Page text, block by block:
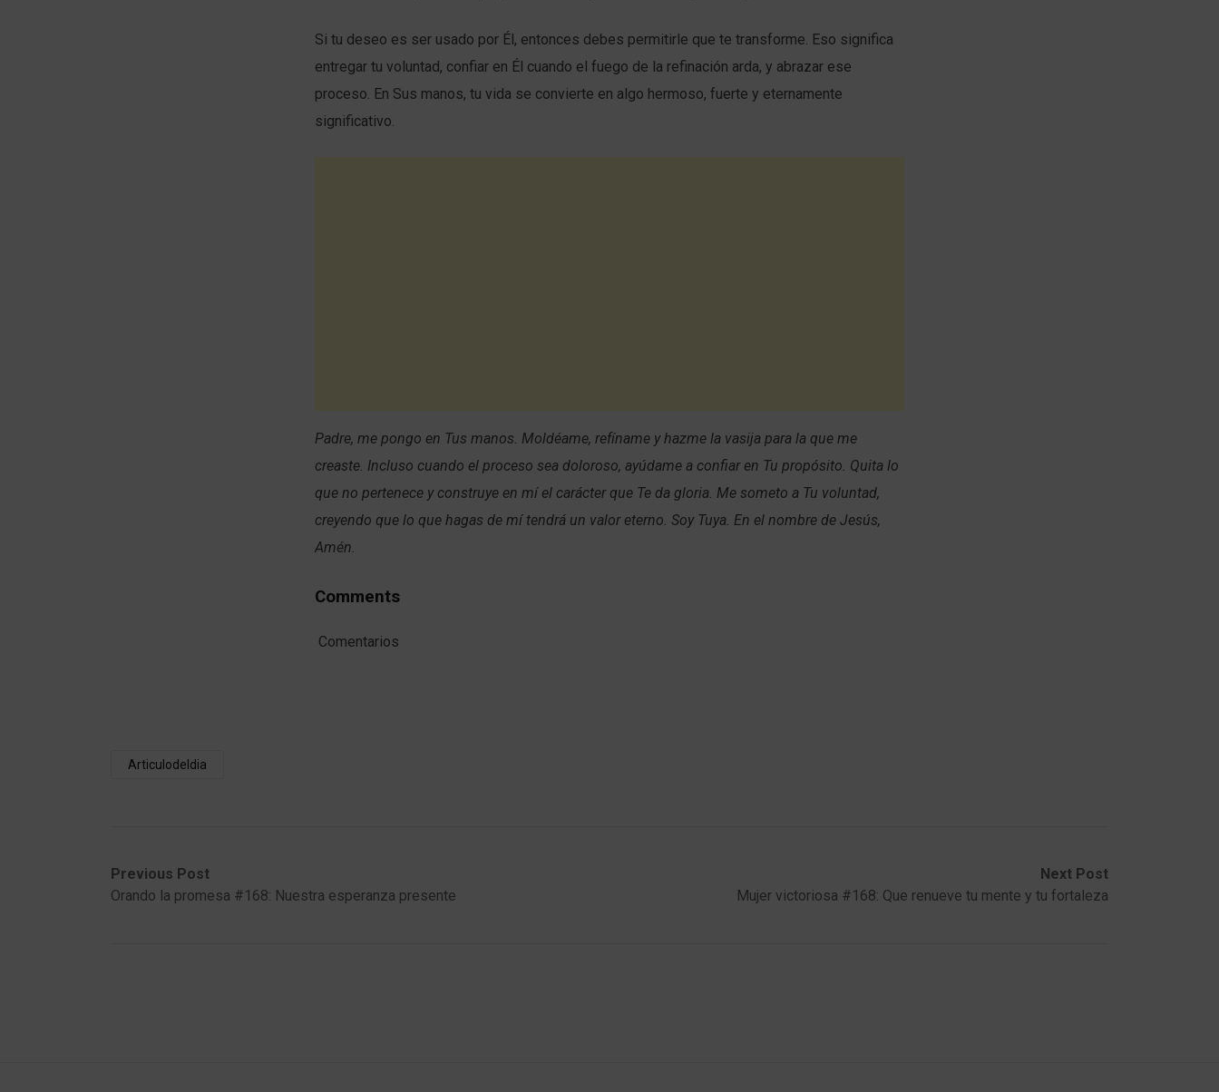
Si tu deseo es ser usado por Él, entonces debes permitirle que te transforme. Eso significa
entregar tu voluntad, confiar en Él cuando el fuego de la refinación arda, y abrazar ese
proceso. En Sus manos, tu vida se convierte en algo hermoso, fuerte y eternamente
significativo.
Padre, me pongo en Tus manos. Moldéame, refíname y hazme la vasija para la que me
creaste. Incluso cuando el proceso sea doloroso, ayúdame a confiar en Tu propósito. Quita lo
que no pertenece y construye en mí el carácter que Te da gloria. Me someto a Tu voluntad,
creyendo que lo que hagas de mí tendrá un valor eterno. Soy Tuya. En el nombre de Jesús,
Amén.
Comments
Comentarios
Articulodeldia
Previous Post
Orando la promesa #168: Nuestra esperanza presente
Next Post
Mujer victoriosa #168: Que renueve tu mente y tu fortaleza